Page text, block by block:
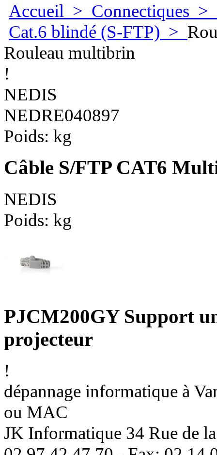
Accueil > Connectiques >
Cat.6 blindé (S-FTP) >
Rouleau multibrin
!
NEDIS
NEDRE040897
Poids: kg
Câble S/FTP CAT6
NEDIS
Poids: kg
PJCM200GY Support
projecteur
!
dépannage informatique à
ou MAC
JK Informatique 34 Rue de